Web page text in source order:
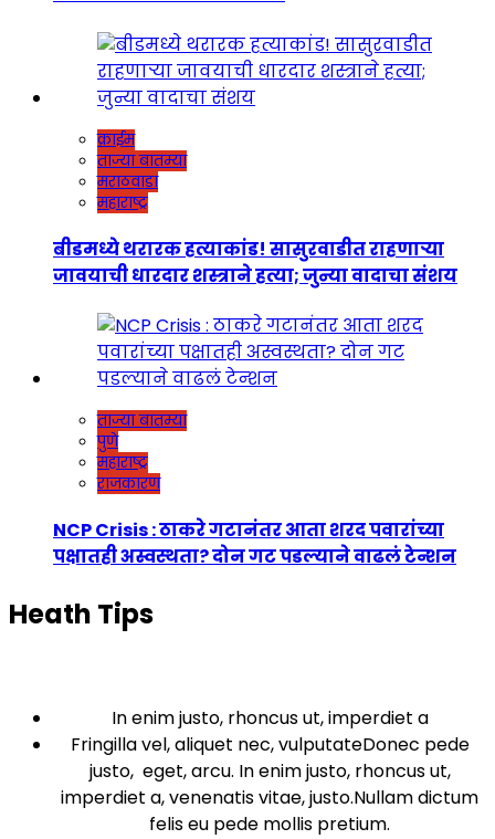
क्राईम
ताज्या बातम्या
मराठवाडा
महाराष्ट्र
बीडमध्ये थरारक हत्याकांड! सासुरवाडीत राहणाऱ्या
जावयाची धारदार शस्त्राने हत्या; जुन्या वादाचा संशय
ताज्या बातम्या
पुणे
महाराष्ट्र
राजकारण
NCP Crisis : ठाकरे गटानंतर आता शरद पवारांच्या
पक्षातही अस्वस्थता? दोन गट पडल्याने वाढलं टेन्शन
Heath Tips
In enim justo, rhoncus ut, imperdiet a
Fringilla vel, aliquet nec, vulputateDonec pede
justo, eget, arcu. In enim justo, rhoncus ut,
imperdiet a, venenatis vitae, justo.Nullam dictum
felis eu pede mollis pretium.